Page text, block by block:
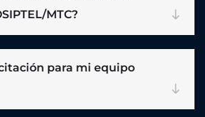
MTC?
para mi equipo